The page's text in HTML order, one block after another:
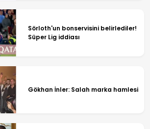
Sörloth'un bonservisini belirlediler!
Süper Lig iddiası
Gökhan İnler: Salah marka hamlesi